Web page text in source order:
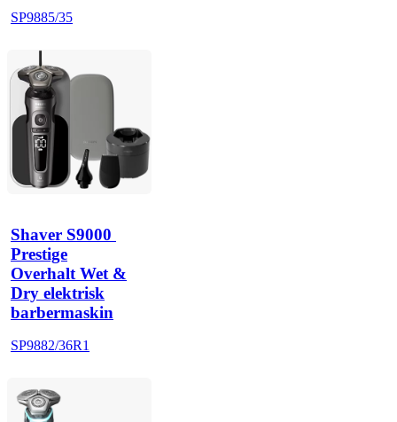
SP9885/35
Shaver S9000
Prestige
Overhalt Wet &
Dry elektrisk
barbermaskin
SP9882/36R1